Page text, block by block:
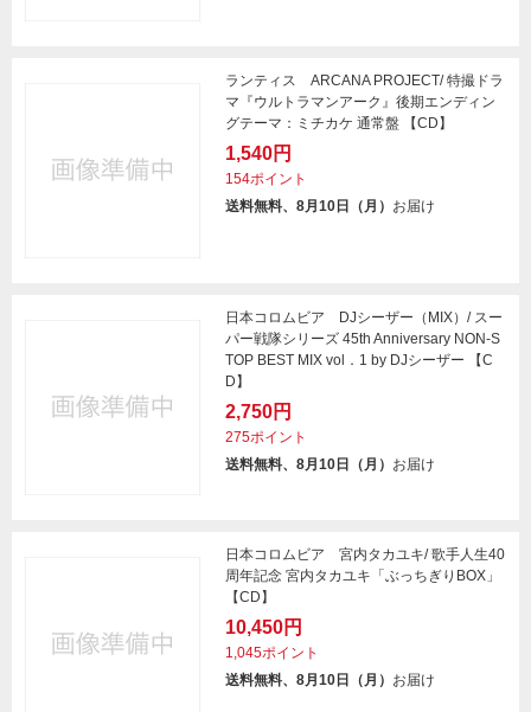
ランティス ARCANA PROJECT/ 特撮ドラ
マ『ウルトラマンアーク』後期エンディン
グテーマ：ミチカケ 通常盤 【CD】
1,540円
154ポイント
送料無料、8月10日（月） お届け
日本コロムビア DJシーザー（MIX）/ スー
パー戦隊シリーズ 45th Anniversary NON-S
TOP BEST MIX vol．1 by DJシーザー 【C
D】
2,750円
275ポイント
送料無料、8月10日（月） お届け
日本コロムビア 宮内タカユキ/ 歌手人生40
周年記念 宮内タカユキ「ぶっちぎりBOX」
【CD】
10,450円
1,045ポイント
送料無料、8月10日（月） お届け